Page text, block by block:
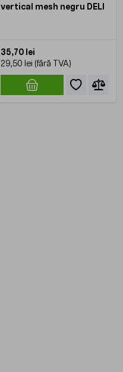
vertical mesh negru DELI
35,70 lei
29,50 lei